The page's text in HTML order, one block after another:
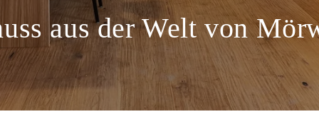
aus der Welt von